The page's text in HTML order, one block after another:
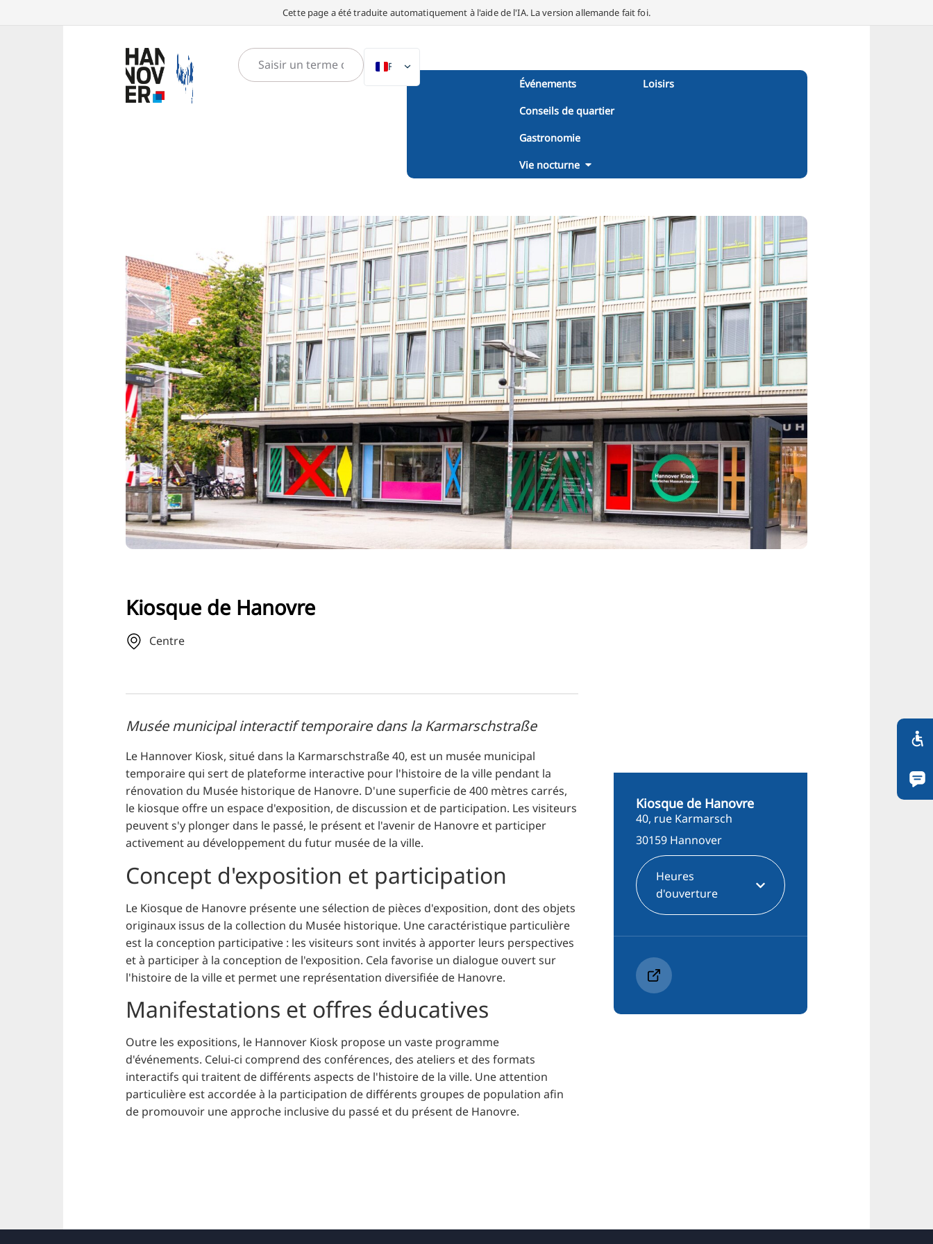
Cette page a été traduite automatiquement à l'aide de l'IA. La version allemande fait foi.
DE
DA
SV
PT
TR
RU
FI
ZH
KO
JA
UK
BG
Événements Loisirs
Conseils de quartier
Gastronomie
Vie nocturne
Kiosque de Hanovre
Centre
Musée municipal interactif temporaire dans la Karmarschstraße
Le Hannover Kiosk, situé dans la Karmarschstraße 40, est un musée municipal
temporaire qui sert de plateforme interactive pour l'histoire de la ville pendant la
rénovation du Musée historique de Hanovre. D'une superficie de 400 mètres carrés,
le kiosque offre un espace d'exposition, de discussion et de participation. Les visiteurs
peuvent s'y plonger dans le passé, le présent et l'avenir de Hanovre et participer
activement au développement du futur musée de la ville.
Concept d'exposition et participation
Le Kiosque de Hanovre présente une sélection de pièces d'exposition, dont des objets
originaux issus de la collection du Musée historique. Une caractéristique particulière
est la conception participative : les visiteurs sont invités à apporter leurs perspectives
et à participer à la conception de l'exposition. Cela favorise un dialogue ouvert sur
l'histoire de la ville et permet une représentation diversifiée de Hanovre.
Manifestations et offres éducatives
Outre les expositions, le Hannover Kiosk propose un vaste programme
d'événements. Celui-ci comprend des conférences, des ateliers et des formats
interactifs qui traitent de différents aspects de l'histoire de la ville. Une attention
particulière est accordée à la participation de différents groupes de population afin
de promouvoir une approche inclusive du passé et du présent de Hanovre.
Kiosque de Hanovre
40, rue Karmarsch
30159 Hannover
Heures
d'ouverture